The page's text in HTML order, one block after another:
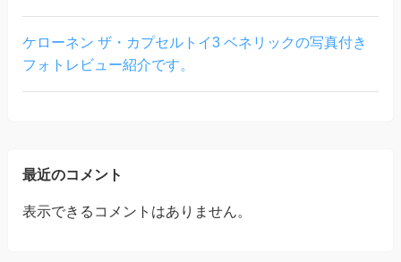
ケローネン ザ・カプセルトイ3 ベネリックの写真付き
フォトレビュー紹介です。
最近のコメント
表示できるコメントはありません。